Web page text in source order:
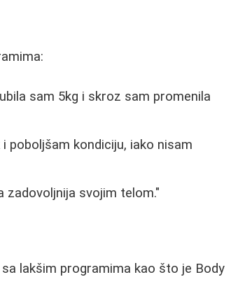
sam 5kg i skroz sam promenila
poboljšam kondiciju, iako nisam
zadovoljnija svojim telom."
lakšim programima kao što je Body